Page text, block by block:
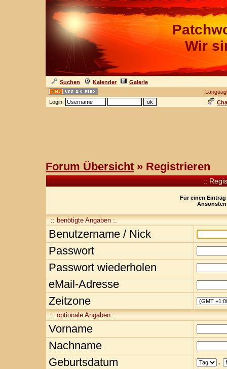
Wir
Suchen Kalender
Galerie
Login:
Forum Übersicht » Registrieren
.:
Für einen
:: benötigte Angaben :.
Benutzername / Nick
Passwort
Passwort wiederholen
eMail-Adresse
Zeitzone
:: optionale Angaben :.
Vorname
Nachname
Geburtsdatum
.